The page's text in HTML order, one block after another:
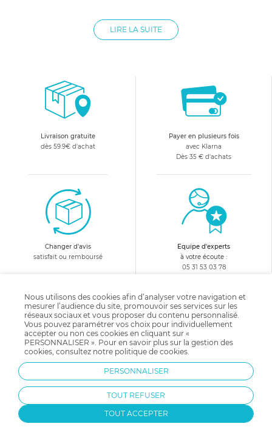
ses mouvements. Notre boutique en ligne vous met donc à
disposition un grand choix de langes pour bébé, déclinés
utilisées pour emmailloter Bébé, mais aussi pour décorer sa
poussette, comme couverture sur un matelas à langer,
comme protection pendant l'allaitement, en bavoir, ou en
bébé est un accessoire multi-usage indispensable.
LIRE LA SUITE
Livraison gratuite
dès 59.9€ d'achat
Payer en plusieurs fois
avec Klarna
Dès 35 € d'achats
Changer d'avis
satisfait ou remboursé
Equipe d'experts
à votre écoute :
05 31 53 03 78
10€ offertsen vous abonnant
à notre newsletter !
Recevez avant tout le monde
nos avantages, offres et nouveautés !
Nous utilisons des cookies afin d’analyser votre navigation et
mesurer l’audience du site, promouvoir ses services sur les
réseaux sociaux et vous proposer du contenu personnalisé.
Vous pouvez paramétrer vos choix pour individuellement
accepter ou non ces cookies en cliquant sur «
PERSONNALISER ». Pour en savoir plus sur la gestion des
cookies, consultez notre politique de cookies.
PERSONNALISER
TOUT REFUSER
TOUT ACCEPTER